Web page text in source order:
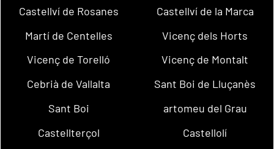
Castellví de Rosanes
Castellví de la Marca
Martí de Centelles
Vicenç dels Horts
Vicenç de Torelló
Vicenç de Montalt
Cebrià de Vallalta
Sant Boi de Lluçanès
Sant Boi
artomeu del Grau
Castellterçol
Castellolí